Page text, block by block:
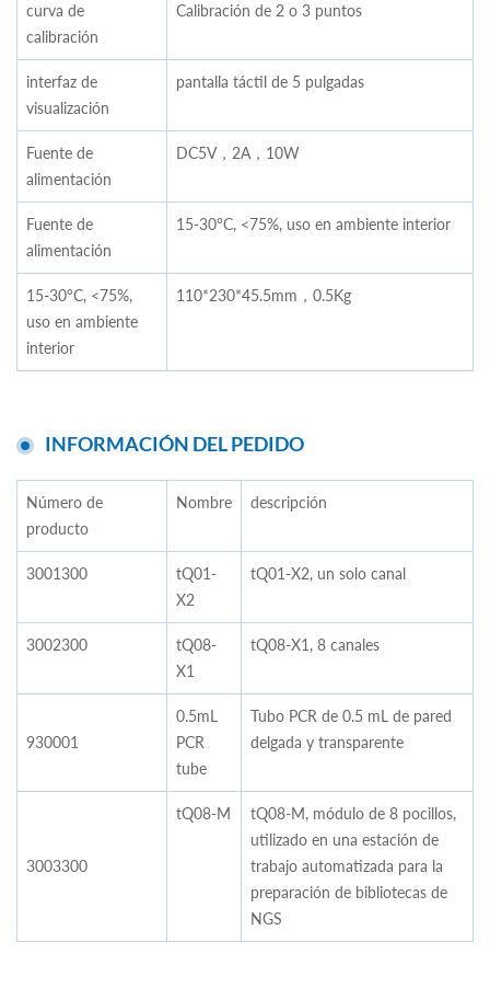
curva de
calibración
Calibración de 2 o 3 puntos
interfaz de
visualización
pantalla táctil de 5 pulgadas
Fuente de
alimentación
DC5V，2A，10W
Fuente de
alimentación
15-30°C, <75%, uso en ambiente interior
15-30°C, <75%,
uso en ambiente
interior
110*230*45.5mm，0.5Kg
INFORMACIÓN DEL PEDIDO
Número de
producto
Nombre descripción
3001300
tQ01-
X2
tQ01-X2, un solo canal
3002300
tQ08-
X1
tQ08-X1, 8 canales
930001
0.5mL
PCR
tube
Tubo PCR de 0.5 mL de pared
delgada y transparente
3003300
tQ08-M
tQ08-M, módulo de 8 pocillos,
utilizado en una estación de
trabajo automatizada para la
preparación de bibliotecas de
NGS